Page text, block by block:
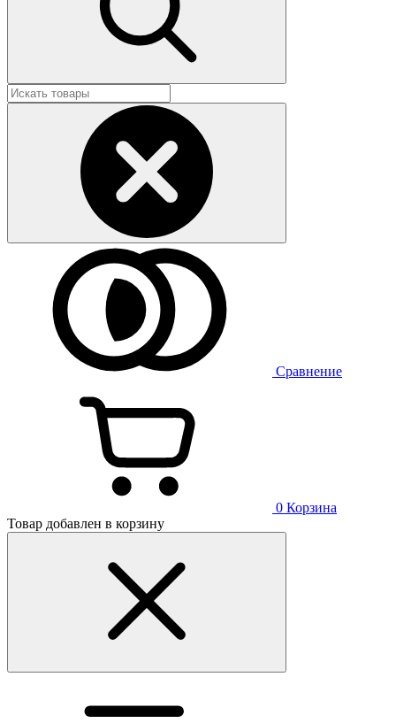
Сравнение
0 Корзина
Товар добавлен в корзину